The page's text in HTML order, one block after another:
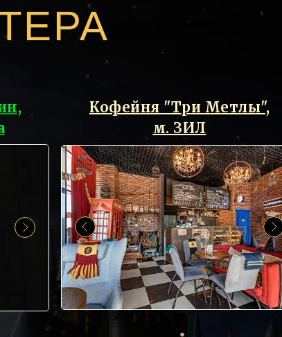
Кофейня "Три Метлы",
м. ЗИЛ